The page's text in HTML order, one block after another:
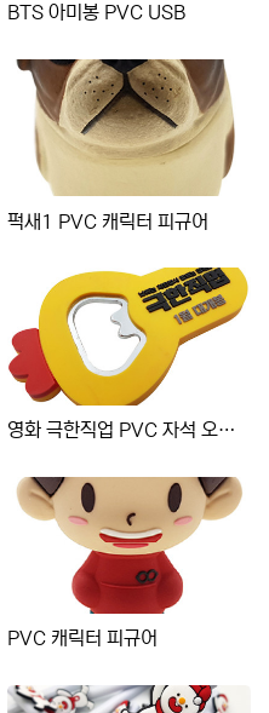
BTS 아미봉 PVC USB
퍽새1 PVC 캐릭터 피규어
영화 극한직업 PVC 자석 오프너
PVC 캐릭터 피규어